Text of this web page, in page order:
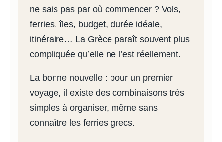
ne sais pas par où commencer ? Vols,
ferries, îles, budget, durée idéale,
itinéraire… La Grèce paraît souvent plus
compliquée qu’elle ne l’est réellement.
La bonne nouvelle : pour un premier
voyage, il existe des combinaisons très
simples à organiser, même sans
connaître les ferries grecs.